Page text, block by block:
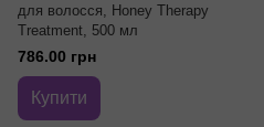
для волосся, Honey Therapy
Treatment, 500 мл
786.00 грн
Купити